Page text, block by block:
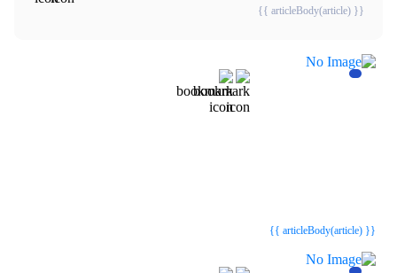
{{ articleBody(article) }}
{{ articleBody(article) }}